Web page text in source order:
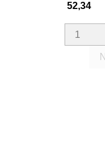
Prijs
52,34